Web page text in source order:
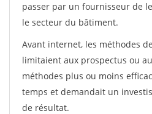
passer par un fournisseur de
le secteur du bâtiment.
Avant internet, les méthodes
limitaient aux prospectus ou
méthodes plus ou moins
temps et demandait un
de résultat.